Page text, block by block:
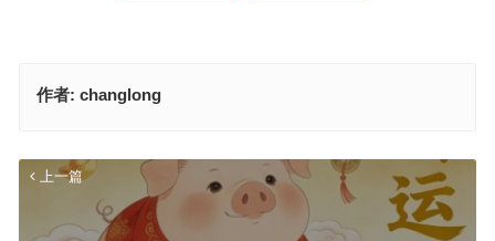
作者: changlong
上一篇